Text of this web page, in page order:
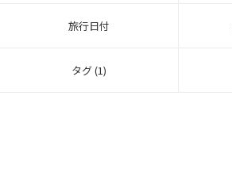
旅行日付
タグ (1)